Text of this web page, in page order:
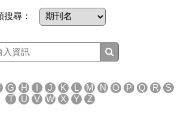
搜尋：
G H I J K L M N O P Q R
S
T
U V W X Y Z